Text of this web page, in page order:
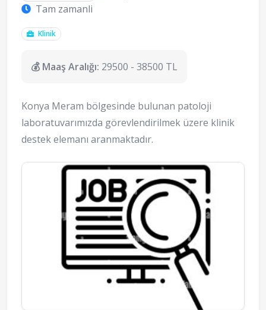
Tam zamanli
Klinik
💰 Maaş Aralığı: 29500 - 38500 TL
Konya Meram bölgesinde bulunan patoloji
laboratuvarımızda görevlendirilmek üzere klinik
destek elemanı aranmaktadır.